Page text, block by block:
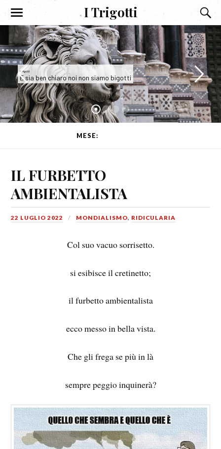
I Trigotti
I Trigotti
E sia ben chiaro noi non siamo bigotti
MESE:
IL FURBETTO
AMBIENTALISTA
22 LUGLIO 2022 MONDIALISMO, RIDICULARIA
Col suo vacuo sorrisetto.
si esibisce il cretinetto;
il furbetto ambientalista
ecco messo in bella vista.
Che gli frega se più in là
sempre peggio inquinerà?